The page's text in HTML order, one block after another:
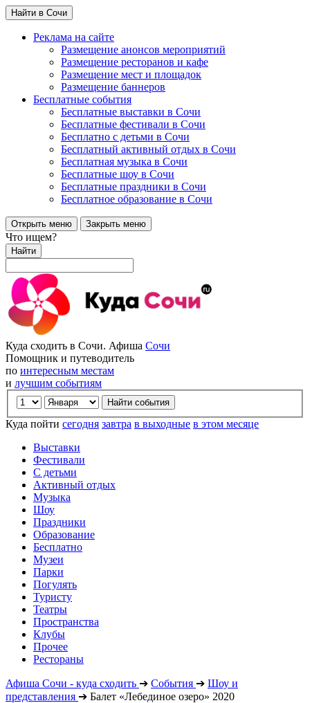
Найти в Сочи
Реклама на сайте
Размещение анонсов мероприятий
Размещение ресторанов и кафе
Размещение мест и площадок
Размещение баннеров
Бесплатные события
Бесплатные выставки в Сочи
Бесплатные фестивали в Сочи
Бесплатно с детьми в Сочи
Бесплатный активный отдых в Сочи
Бесплатная музыка в Сочи
Бесплатные шоу в Сочи
Бесплатные праздники в Сочи
Бесплатное образование в Сочи
Открыть меню Закрыть меню
Что ищем?
Найти
Куда сходить в Сочи. Афиша Сочи
Помощник и путеводитель
по интересным местам
и лучшим событиям
Куда пойти сегодня завтра в выходные в этом месяце
Выставки
Фестивали
С детьми
Активный отдых
Музыка
Шоу
Праздники
Образование
Бесплатно
Музеи
Парки
Погулять
Туристу
Театры
Пространства
Клубы
Прочее
Рестораны
Афиша Сочи - куда сходить ➔ События ➔ Шоу и
представления ➔ Балет «Лебединое озеро» 2020